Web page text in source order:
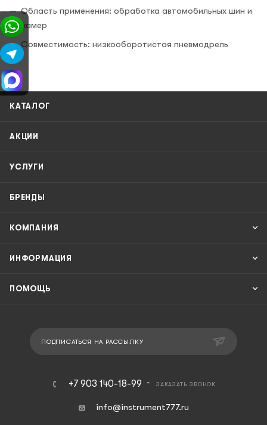
Область применения: обработка автомобильных шин и
камер
Совместимость: низкооборотистая пневмодрель
КАТАЛОГ
АКЦИИ
УСЛУГИ
БРЕНДЫ
КОМПАНИЯ
ИНФОРМАЦИЯ
ПОМОЩЬ
ПОДПИСАТЬСЯ НА РАССЫЛКУ
+7 903 140-18-99 ЗАКАЗАТЬ ЗВОНОК
info@instrument777.ru